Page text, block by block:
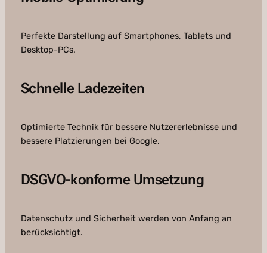
Perfekte Darstellung auf Smartphones, Tablets und
Desktop-PCs.
Schnelle Ladezeiten
Optimierte Technik für bessere Nutzererlebnisse und
bessere Platzierungen bei Google.
DSGVO-konforme Umsetzung
Datenschutz und Sicherheit werden von Anfang an
berücksichtigt.